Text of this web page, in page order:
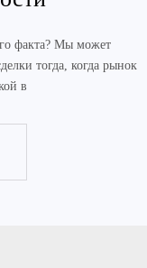
факта? Мы может
тогда, когда рынок
в